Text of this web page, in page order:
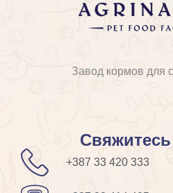
Завод кормов для
+387 33 420 333